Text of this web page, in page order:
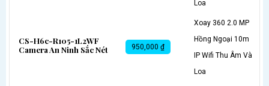
Loa
CS-H6c-R105-1L2WF
Camera An Ninh Sắc Nét
950,000 ₫
Xoay 360 2.0 MP
Hồng Ngoại 10m
IP Wifi Thu Âm Và
Loa